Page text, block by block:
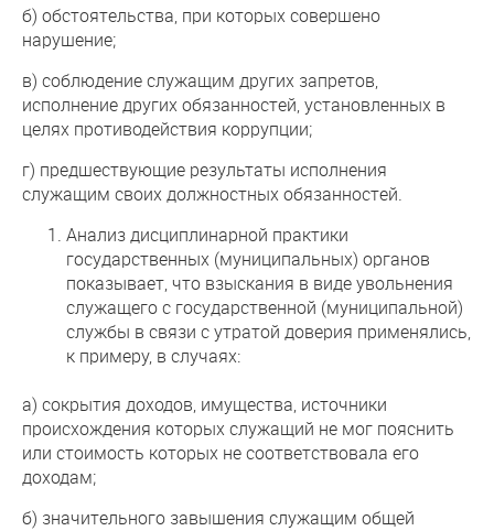
б) обстоятельства, при которых совершено
нарушение;
в) соблюдение служащим других запретов,
исполнение других обязанностей, установленных в
целях противодействия коррупции;
г) предшествующие результаты исполнения
служащим своих должностных обязанностей.
Анализ дисциплинарной практики
государственных (муниципальных) органов
показывает, что взыскания в виде увольнения
служащего с государственной (муниципальной)
службы в связи с утратой доверия применялись,
к примеру, в случаях:
а) сокрытия доходов, имущества, источники
происхождения которых служащий не мог пояснить
или стоимость которых не соответствовала его
доходам;
б) значительного завышения служащим общей